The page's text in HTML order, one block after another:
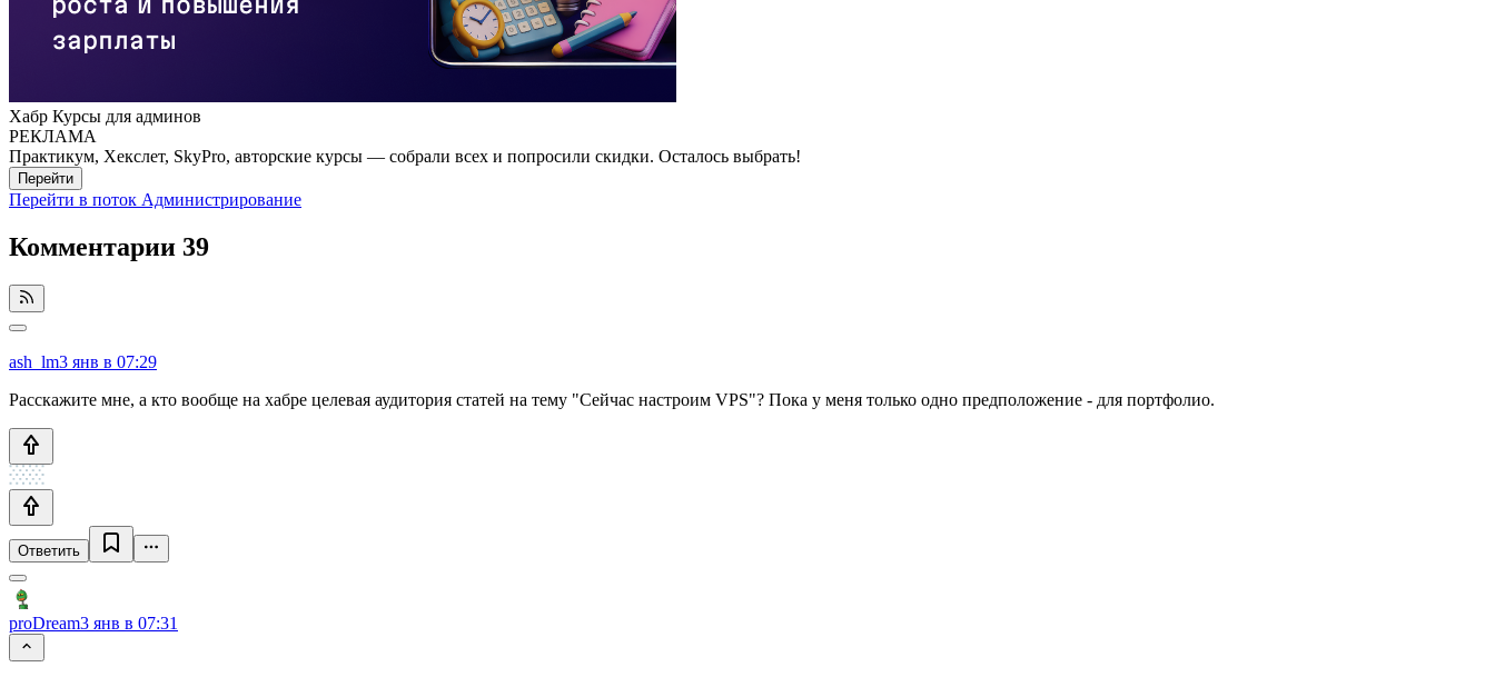
Хабр Курсы для админов
РЕКЛАМА
Практикум, Хекслет, SkyPro, авторские курсы — собрали всех и попросили скидки. Осталось выбрать!
Перейти
Перейти в поток Администрирование
Комментарии 39
ash_lm3 янв в 07:29
Расскажите мне, а кто вообще на хабре целевая аудитория статей на тему "Сейчас настроим VPS"? Пока у меня только одно предположение - для портфолио.
Ответить
proDream3 янв в 07:31